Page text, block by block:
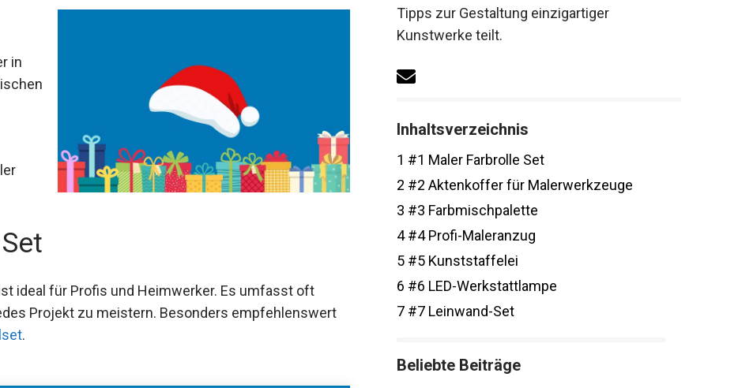
in
ideal für Profis und Heimwerker. Es umfasst oft
Projekt zu meistern. Besonders empfehlenswert
.
Tipps zur Gestaltung einzigartiger
Kunstwerke teilt.
Inhaltsverzeichnis
1 #1 Maler Farbrolle Set
2 #2 Aktenkoffer für Malerwerkzeuge
3 #3 Farbmischpalette
4#4 Profi-Maleranzug
5 #5 Kunststaffelei
6 #6 LED-Werkstattlampe
7 #7 Leinwand-Set
Beliebte Beiträge